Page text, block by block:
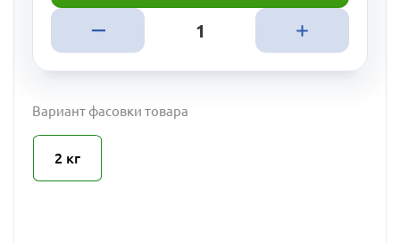
Вариант фасовки товара
2 кг